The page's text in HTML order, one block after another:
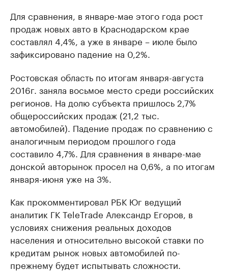
Для сравнения, в январе-мае этого года рост
продаж новых авто в Краснодарском крае
составлял 4,4%, а уже в январе – июле было
зафиксировано падение на 0,2%.
Ростовская область по итогам января-августа
2016г. заняла восьмое место среди российских
регионов. На долю субъекта пришлось 2,7%
общероссийских продаж (21,2 тыс.
автомобилей). Падение продаж по сравнению с
аналогичным периодом прошлого года
составило 4,7%. Для сравнения в январе-мае
донской авторынок просел на 0,6%, а по итогам
января-июня уже на 3%.
Как прокомментировал РБК Юг ведущий
аналитик ГК TeleTrade Александр Егоров, в
условиях снижения реальных доходов
населения и относительно высокой ставки по
кредитам рынок новых автомобилей по-
прежнему будет испытывать сложности.